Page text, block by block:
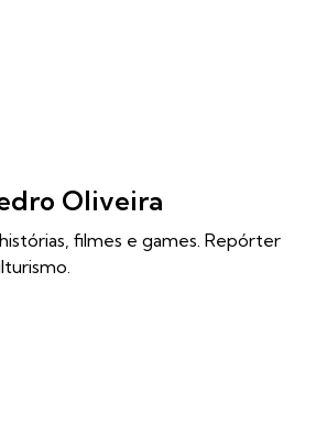
Oliveira
filmes e games. Repórter